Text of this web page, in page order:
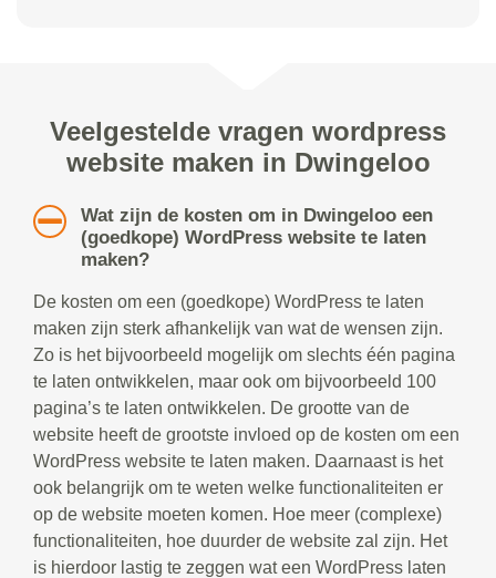
Veelgestelde vragen wordpress
website maken in Dwingeloo
Wat zijn de kosten om in Dwingeloo een
(goedkope) WordPress website te laten
maken?
De kosten om een (goedkope) WordPress te laten
maken zijn sterk afhankelijk van wat de wensen zijn.
Zo is het bijvoorbeeld mogelijk om slechts één pagina
te laten ontwikkelen, maar ook om bijvoorbeeld 100
pagina’s te laten ontwikkelen. De grootte van de
website heeft de grootste invloed op de kosten om een
WordPress website te laten maken. Daarnaast is het
ook belangrijk om te weten welke functionaliteiten er
op de website moeten komen. Hoe meer (complexe)
functionaliteiten, hoe duurder de website zal zijn. Het
is hierdoor lastig te zeggen wat een WordPress laten